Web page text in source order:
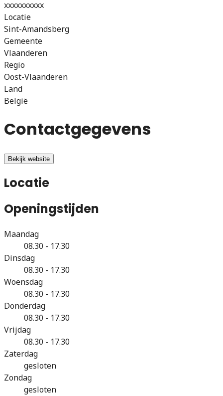
xxxxxxxxxx
Locatie
Sint-Amandsberg
Gemeente
Vlaanderen
Regio
Oost-Vlaanderen
Land
België
Contactgegevens
Bekijk website
Locatie
Openingstijden
Maandag
08.30 - 17.30
Dinsdag
08.30 - 17.30
Woensdag
08.30 - 17.30
Donderdag
08.30 - 17.30
Vrijdag
08.30 - 17.30
Zaterdag
gesloten
Zondag
gesloten